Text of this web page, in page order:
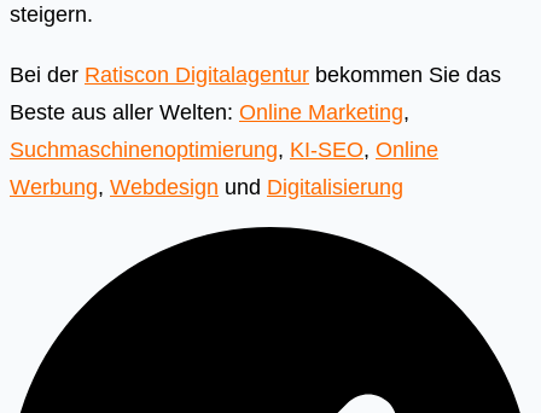
steigern.
Bei der Ratiscon Digitalagentur bekommen Sie das
Beste aus aller Welten: Online Marketing,
Suchmaschinenoptimierung, KI-SEO, Online
Werbung, Webdesign und Digitalisierung